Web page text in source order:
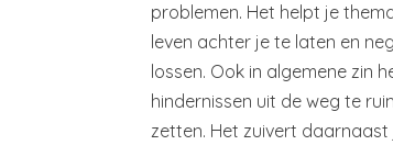
problemen. Het helpt je
leven achter je te laten en
lossen. Ook in algemene zin
hindernissen uit de weg te
zetten. Het zuivert daarnaast